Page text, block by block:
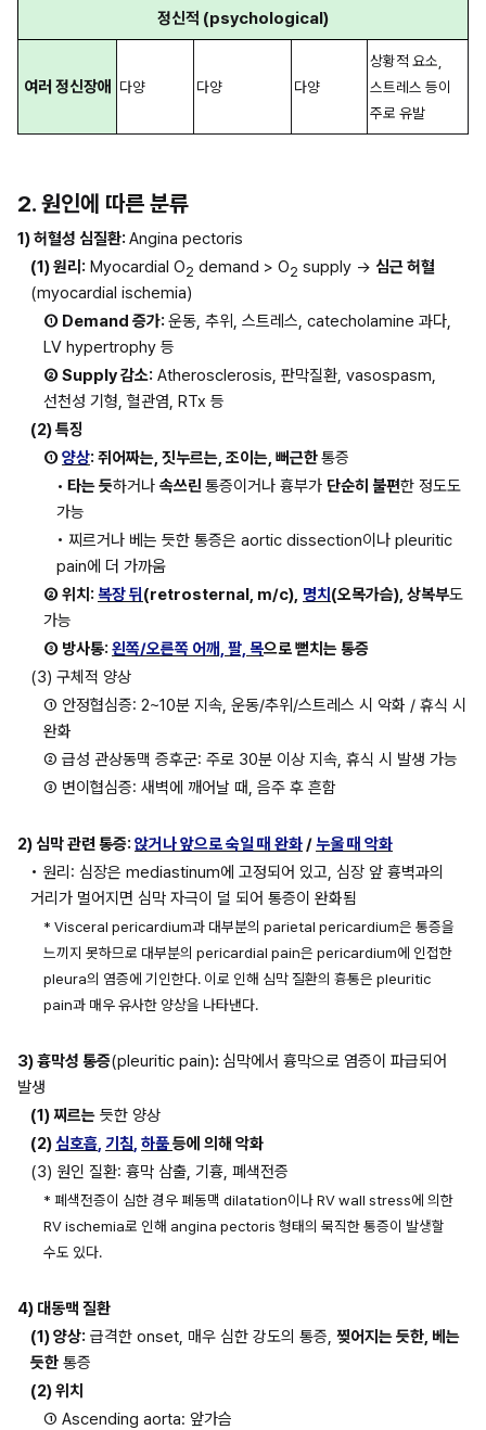
정신적 (psychological)
여러 정신장애 다양 다양 다양
상황적 요소,
스트레스 등이
주로 유발
2. 원인에 따른 분류
1) 허혈성 심질환: Angina pectoris
(1) 원리: Myocardial O2 demand > O2 supply → 심근 허혈
(myocardial ischemia)
① Demand 증가: 운동, 추위, 스트레스, catecholamine 과다,
LV hypertrophy 등
② Supply 감소: Atherosclerosis, 판막질환, vasospasm,
선천성 기형, 혈관염, RTx 등
(2) 특징
① 양상: 쥐어짜는, 짓누르는, 조이는, 뻐근한 통증
• 타는 듯하거나 속쓰린 통증이거나 흉부가 단순히 불편한 정도도
가능
• 찌르거나 베는 듯한 통증은 aortic dissection이나 pleuritic
pain에 더 가까움
② 위치: 복장 뒤 (retrosternal, m/c), 명치 (오목가슴), 상복부도
가능
③ 방사통: 왼쪽/오른쪽 어깨, 팔, 목으로 뻗치는 통증
(3) 구체적 양상
① 안정협심증: 2~10분 지속, 운동/추위/스트레스 시 악화 / 휴식 시
완화
② 급성 관상동맥 증후군: 주로 30분 이상 지속, 휴식 시 발생 가능
③ 변이협심증: 새벽에 깨어날 때, 음주 후 흔함
2) 심막 관련 통증: 앉거나 앞으로 숙일 때 완화 / 누울 때 악화
• 원리: 심장은 mediastinum에 고정되어 있고, 심장 앞 흉벽과의
거리가 멀어지면 심막 자극이 덜 되어 통증이 완화됨
* Visceral pericardium과 대부분의 parietal pericardium은 통증을
느끼지 못하므로 대부분의 pericardial pain은 pericardium에 인접한
pleura의 염증에 기인한다. 이로 인해 심막 질환의 흉통은 pleuritic
pain과 매우 유사한 양상을 나타낸다.
3) 흉막성 통증(pleuritic pain): 심막에서 흉막으로 염증이 파급되어
발생
(1) 찌르는 듯한 양상
(2) 심호흡 기침 하품 등에 의해 악화
(3) 원인 질환: 흉막 삼출, 기흉, 폐색전증
* 폐색전증이 심한 경우 폐동맥 dilatation이나 RV wall stress에 의한
RV ischemia로 인해 angina pectoris 형태의 묵직한 통증이 발생할
수도 있다.
4) 대동맥 질환
(1) 양상: 급격한 onset, 매우 심한 강도의 통증, 찢어지는 듯한, 베는
듯한 통증
(2) 위치
① Ascending aorta: 앞가슴